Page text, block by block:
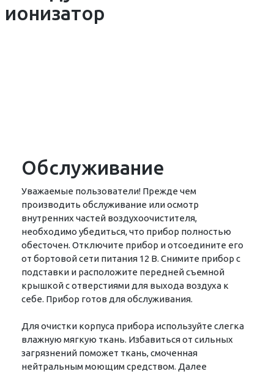
Обслуживание
Уважаемые пользователи! Прежде чем
производить обслуживание или осмотр
внутренних частей воздухоочистителя,
необходимо убедиться, что прибор полностью
обесточен. Отключите прибор и отсоедините его
от бортовой сети питания 12 В. Снимите прибор с
подставки и расположите передней съемной
крышкой с отверстиями для выхода воздуха к
себе. Прибор готов для обслуживания.
Для очистки корпуса прибора используйте слегка
влажную мягкую ткань. Избавиться от сильных
загрязнений поможет ткань, смоченная
нейтральным моющим средством. Далее